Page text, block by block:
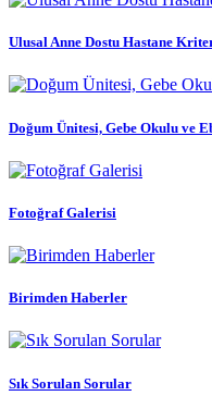
Ulusal Anne Dostu Hastane
Doğum Ünitesi, Gebe Okulu ve
Fotoğraf Galerisi
Birimden Haberler
Sık Sorulan Sorular